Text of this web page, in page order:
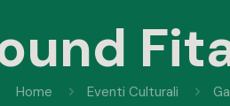
Home Eventi Culturali